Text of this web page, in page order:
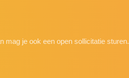
mag je ook een open sollicitatie sturen.